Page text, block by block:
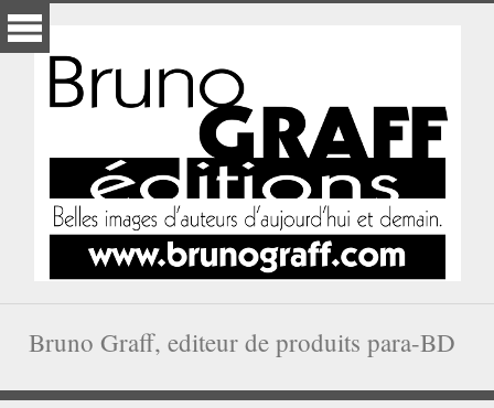
Bruno Graff, editeur de produits para-BD